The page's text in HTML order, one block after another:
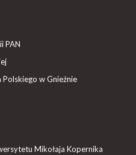
PAN
w Gnieźnie
Mikołaja Kopernika